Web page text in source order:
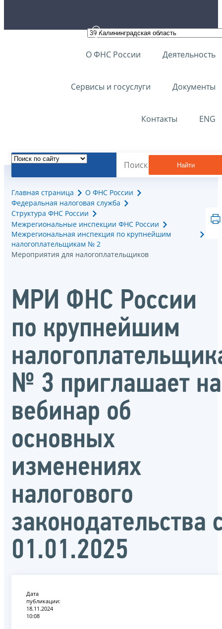
О ФНС России Деятельность
Сервисы и госуслуги Документы
Контакты ENG
Найти
Главная страница
О ФНС России
Федеральная налоговая служба
Структура ФНС России
Межрегиональные инспекции ФНС России
Межрегиональная инспекция по крупнейшим
налогоплательщикам № 2
Мероприятия для налогоплательщиков
МРИ ФНС России
по крупнейшим
№ 3 приглашает на
вебинар об
основных
изменениях
налогового
законодательства
01.01.2025
Дата
публикации:
18.11.2024
10:08